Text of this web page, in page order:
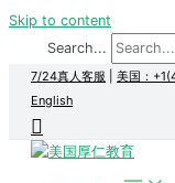
Skip to content
Search...
7/24真人客服 美国：
English